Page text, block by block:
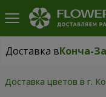
Доставка вКонча-
Доставка вКонча-
Доставка цветов в г.